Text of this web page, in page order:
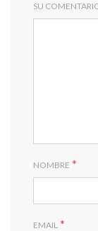
SU
NOMBRE *
EMAIL *